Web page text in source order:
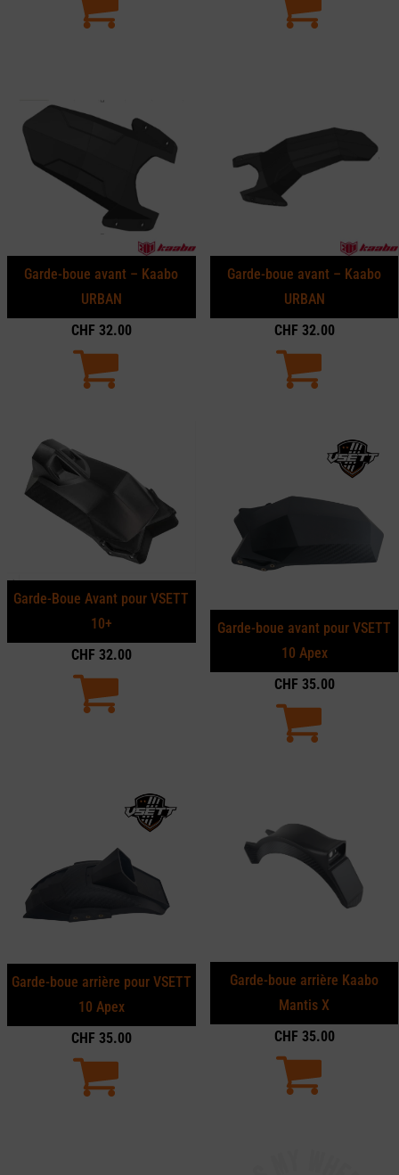
Garde-boue avant – Kaabo
URBAN
CHF 32.00
Garde-boue avant – Kaabo
URBAN
CHF 32.00
Garde-Boue Avant pour VSETT
10+
CHF 32.00
Garde-boue avant pour VSETT
10 Apex
CHF 35.00
Garde-boue arrière pour VSETT
10 Apex
CHF 35.00
Garde-boue arrière Kaabo
Mantis X
CHF 35.00